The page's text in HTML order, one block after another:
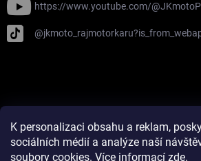
K personalizaci obsahu a reklam,
sociálních médií a analýze naší
soubory cookies. Více informací zde.
https://www.youtube.com/
Zahájení sezóny 2024 na